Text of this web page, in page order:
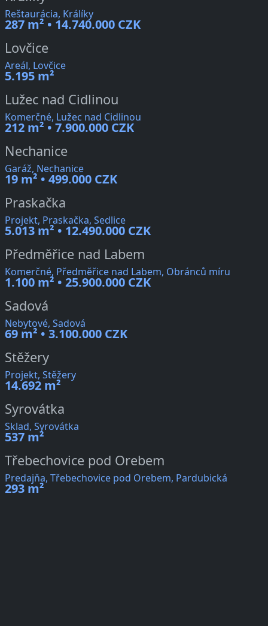
Reštaurácia, Králíky
287 m² • 14.740.000 CZK
Lovčice
Areál, Lovčice
5.195 m²
Lužec nad Cidlinou
Komerčné, Lužec nad Cidlinou
212 m² • 7.900.000 CZK
Nechanice
Garáž, Nechanice
19 m² • 499.000 CZK
Praskačka
Projekt, Praskačka, Sedlice
5.013 m² • 12.490.000 CZK
Předměřice nad Labem
Komerčné, Předměřice nad Labem, Obránců míru
1.100 m² • 25.900.000 CZK
Sadová
Nebytové, Sadová
69 m² • 3.100.000 CZK
Stěžery
Projekt, Stěžery
14.692 m²
Syrovátka
Sklad, Syrovátka
537 m²
Třebechovice pod Orebem
Predajňa, Třebechovice pod Orebem, Pardubická
293 m²